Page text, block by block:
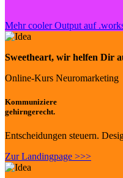
Mehr cooler Output auf
Sweetheart, wir helfen Dir
Online-Kurs Neuromarketing
Kommuniziere
gehirngerecht.
Entscheidungen steuern.
Zur Landingpage >>>